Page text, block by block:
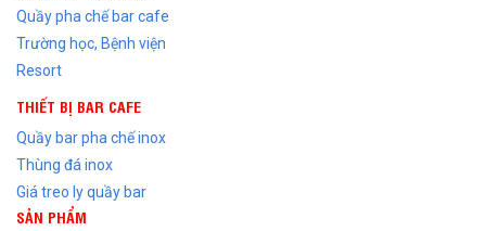
Quầy pha chế bar cafe
Trường học, Bệnh viện
Resort
THIẾT BỊ BAR CAFE
Quầy bar pha chế inox
Thùng đá inox
Giá treo ly quầy bar
SẢN PHẨM